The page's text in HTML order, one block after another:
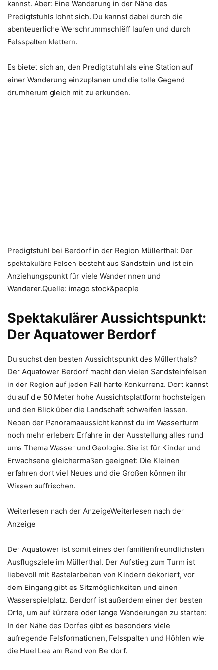
kannst. Aber: Eine Wanderung in der Nähe des
Predigtstuhls lohnt sich. Du kannst dabei durch die
abenteuerliche Werschrummschlëff laufen und durch
Felsspalten klettern.
Es bietet sich an, den Predigtstuhl als eine Station auf
einer Wanderung einzuplanen und die tolle Gegend
drumherum gleich mit zu erkunden.
Predigtstuhl bei Berdorf in der Region Müllerthal: Der
spektakuläre Felsen besteht aus Sandstein und ist ein
Anziehungspunkt für viele Wanderinnen und
Wanderer.Quelle: imago stock&people
Spektakulärer Aussichtspunkt:
Der Aquatower Berdorf
Du suchst den besten Aussichtspunkt des Müllerthals?
Der Aquatower Berdorf macht den vielen Sandsteinfelsen
in der Region auf jeden Fall harte Konkurrenz. Dort kannst
du auf die 50 Meter hohe Aussichtsplattform hochsteigen
und den Blick über die Landschaft schweifen lassen.
Neben der Panoramaaussicht kannst du im Wasserturm
noch mehr erleben: Erfahre in der Ausstellung alles rund
ums Thema Wasser und Geologie. Sie ist für Kinder und
Erwachsene gleichermaßen geeignet: Die Kleinen
erfahren dort viel Neues und die Großen können ihr
Wissen auffrischen.
Weiterlesen nach der AnzeigeWeiterlesen nach der
Anzeige
Der Aquatower ist somit eines der familienfreundlichsten
Ausflugsziele im Müllerthal. Der Aufstieg zum Turm ist
liebevoll mit Bastelarbeiten von Kindern dekoriert, vor
dem Eingang gibt es Sitzmöglichkeiten und einen
Wasserspielplatz. Berdorf ist außerdem einer der besten
Orte, um auf kürzere oder lange Wanderungen zu starten:
In der Nähe des Dorfes gibt es besonders viele
aufregende Felsformationen, Felsspalten und Höhlen wie
die Huel Lee am Rand von Berdorf.